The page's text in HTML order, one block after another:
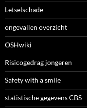
Letselschade
ongevallen overzicht
OSHwiki
Risicogedrag jongeren
Safety with a smile
statistische gegevens CBS